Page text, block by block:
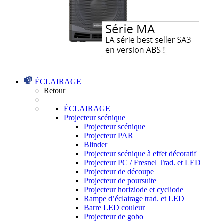
ÉCLAIRAGE
Retour
ÉCLAIRAGE
Projecteur scénique
Projecteur scénique
Projecteur PAR
Blinder
Projecteur scénique à effet décoratif
Projecteur PC / Fresnel Trad. et LED
Projecteur de découpe
Projecteur de poursuite
Projecteur horiziode et cycliode
Rampe d’éclairage trad. et LED
Barre LED couleur
Projecteur de gobo